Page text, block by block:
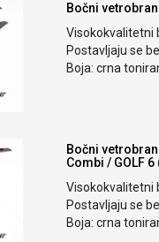
Bočni
Visokokvalitetni
Postavljaju se
Boja: crna
Bočni
Combi / GOLF
Visokokvalitetni
Postavljaju se
Boja: crna